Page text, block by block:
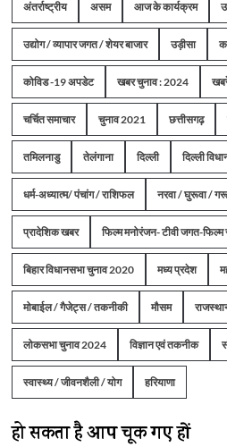
अंतर्राष्ट्रीय असम आज के कार्यक्रम
उद्योग / व्यापार जगत / शेयर बाजार उड़ीसा
कोविड -19 अपडेट खबर चुनाव : 2024
चर्चित समाचार चुनाव 2021 छत्तीसगढ़
तमिलनाडु तेलंगाना दिल्ली दिल्ली
धर्म-अध्यात्म/ पंचांग / राशिफल नरवा / घुरूवा /
प्रादेशिक खबर फिल्म मनोरंजन- टीवी जगत-फिल्म
बिहार विधानसभा चुनाव 2020 मध्य प्रदेश
मोबाईल / गैजेट्स / तकनीकी मौसम
लोकसभा चुनाव 2024 विज्ञान एवं तकनीक
स्वास्थ्य / जीवनशैली / योग हरियाणा
हो सकता है आप चूक गए हों